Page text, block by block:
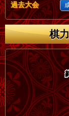
過去大会
棋